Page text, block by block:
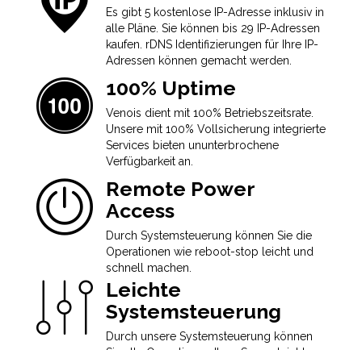
Es gibt 5 kostenlose IP-Adresse inklusiv in
alle Pläne. Sie können bis 29 IP-Adressen
kaufen. rDNS Identifizierungen für Ihre IP-
Adressen können gemacht werden.
100% Uptime
Venois dient mit 100% Betriebszeitsrate.
Unsere mit 100% Vollsicherung integrierte
Services bieten ununterbrochene
Verfügbarkeit an.
Remote Power
Access
Durch Systemsteuerung können Sie die
Operationen wie reboot-stop leicht und
schnell machen.
Leichte
Systemsteuerung
Durch unsere Systemsteuerung können